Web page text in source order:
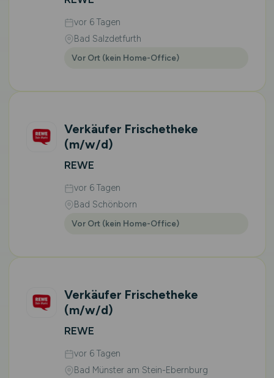
vor 6 Tagen
Bad Salzdetfurth
Vor Ort (kein Home-Office)
Verkäufer Frischetheke
(m/w/d)
REWE
vor 6 Tagen
Bad Schönborn
Vor Ort (kein Home-Office)
Verkäufer Frischetheke
(m/w/d)
REWE
vor 6 Tagen
Bad Münster am Stein-Ebernburg